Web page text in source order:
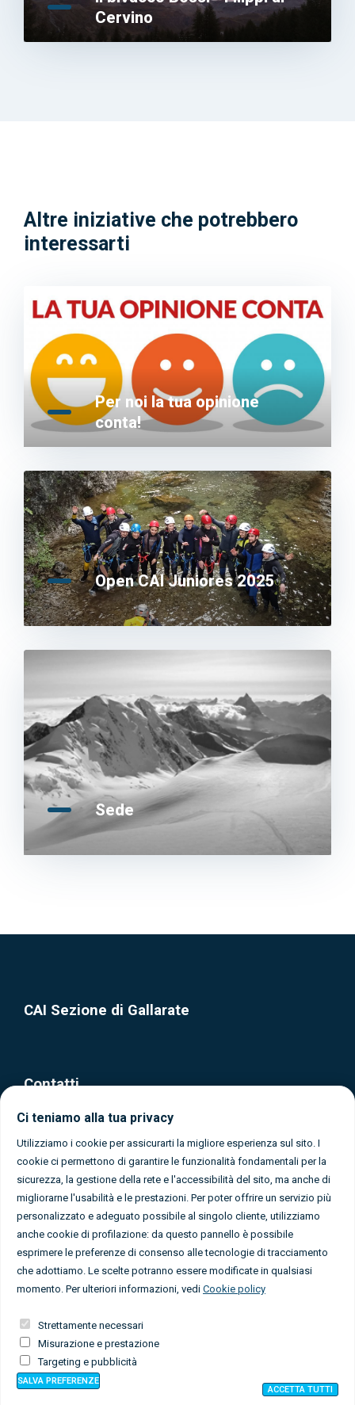
Cervino
Altre iniziative che potrebbero
interessarti
Per noi la tua opinione
conta!
Open CAI Juniores 2025
Sede
CAI Sezione di Gallarate
Contatti
Via Olona, 37 - Gallarate (Varese)
0331 1080365
info@caigallarate.it
Seguici sui social
© 2019 CAI Sezione di Gallarate.
Ci teniamo alla tua privacy
Utilizziamo i cookie per assicurarti la migliore esperienza sul sito. I
cookie ci permettono di garantire le funzionalità fondamentali per la
sicurezza, la gestione della rete e l'accessibilità del sito, ma anche di
migliorarne l'usabilità e le prestazioni. Per poter offrire un servizio più
personalizzato e adeguato possibile al singolo cliente, utilizziamo
anche cookie di profilazione: da questo pannello è possibile
esprimere le preferenze di consenso alle tecnologie di tracciamento
che adottiamo. Le scelte potranno essere modificate in qualsiasi
momento. Per ulteriori informazioni, vedi Cookie policy
Strettamente necessari
Misurazione e prestazione
Targeting e pubblicità
SALVA PREFERENZE
ACCETTA TUTTI